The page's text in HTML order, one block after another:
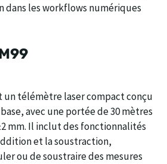
dans les workflows numériques
un télémètre laser compact conçu
avec une portée de 30 mètres
mm. Il inclut des fonctionnalités
et la soustraction,
ou de soustraire des mesures